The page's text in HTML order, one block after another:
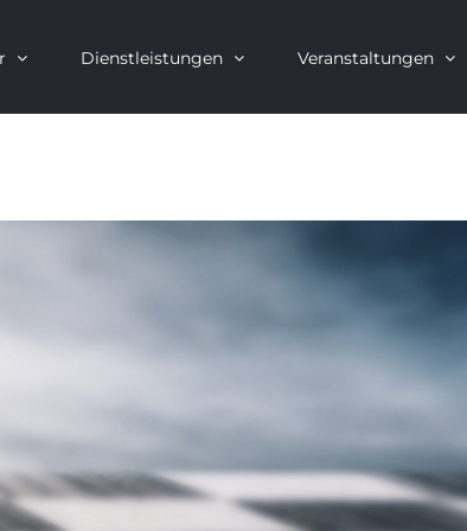
Dienstleistungen Veranstaltungen